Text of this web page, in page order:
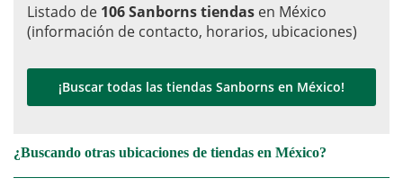
Listado de 106 Sanborns tiendas en México
(información de contacto, horarios, ubicaciones)
¡Buscar todas las tiendas Sanborns en México!
¿Buscando otras ubicaciones de tiendas en México?